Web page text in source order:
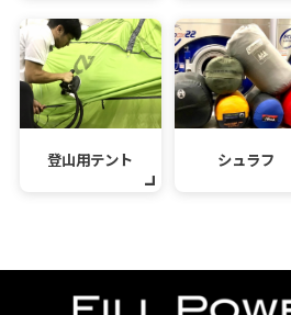
登山用テント シュラフ